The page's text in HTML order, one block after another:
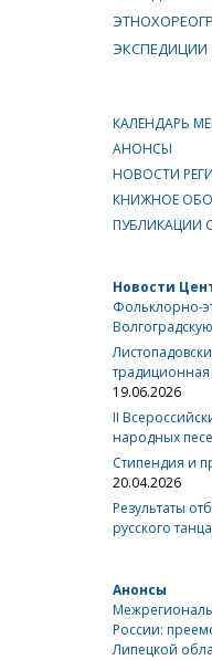
ЭКСПЕДИЦИИ
КАЛЕНДАРЬ
АНОНСЫ
НОВОСТИ
КНИЖНОЕ
ПУБЛИКАЦИИ
Новости
Фольклорно-
традиционная
19.06.2026
II
народных
Стипендия и
20.04.2026
Результаты
русского танца
Анонсы
России:
Липецкой